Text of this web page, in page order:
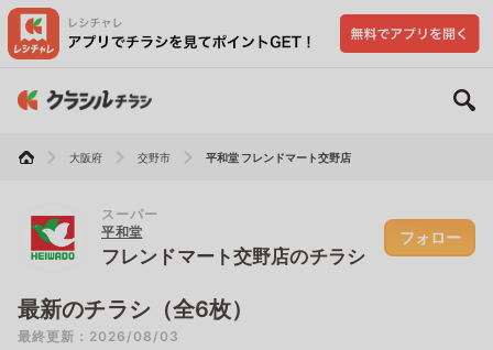
大阪府 交野市 平和堂 フレンドマート交野店
スーパー
平和堂
フレンドマート交野店のチラシ
フォロー
最新のチラシ（全6枚）
最終更新：2026/08/03